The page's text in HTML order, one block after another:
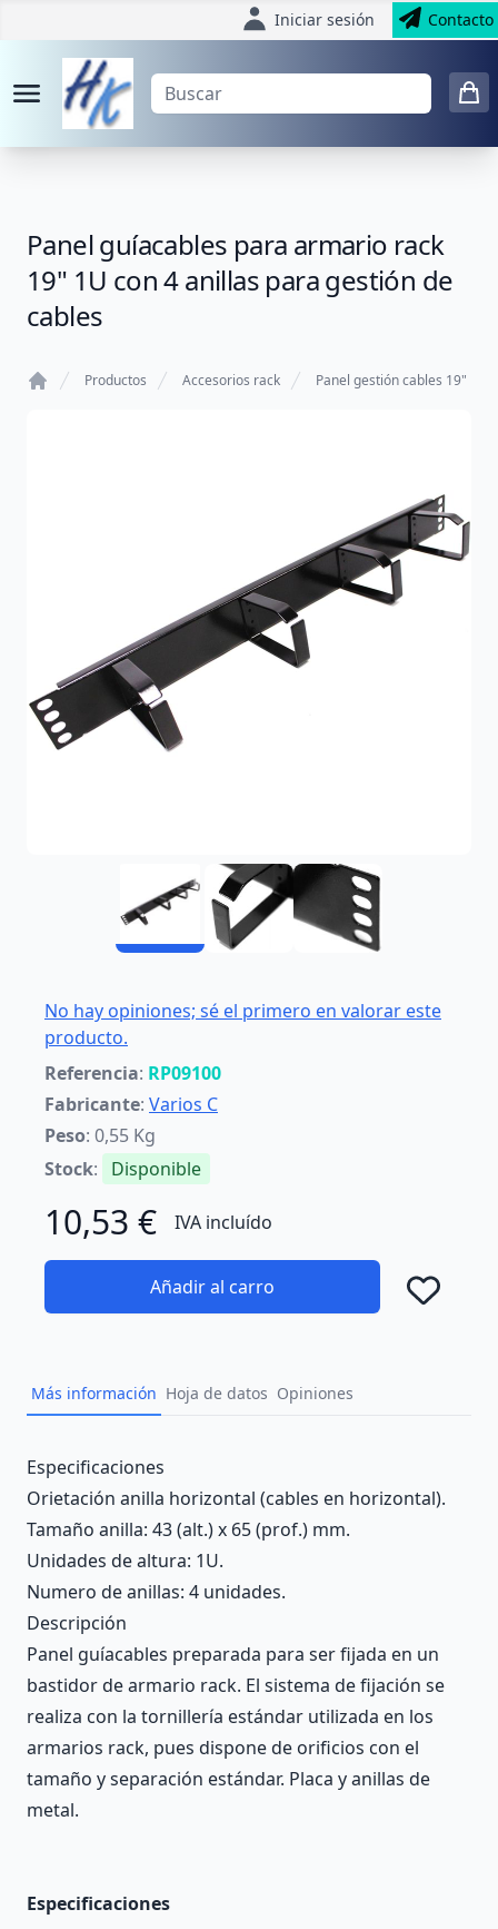
Iniciar sesión Contacto
Panel guíacables para armario rack
19" 1U con 4 anillas para gestión de
cables
Productos Accesorios rack Panel gestión cables 19"
No hay opiniones; sé el primero en valorar este
producto.
Referencia: RP09100
Fabricante: Varios C
Peso: 0,55 Kg
Stock: Disponible
10,53 € IVA incluído
Añadir al carro
Más información Hoja de datos Opiniones
Description
Especificaciones
Orietación anilla horizontal (cables en horizontal).
Tamaño anilla: 43 (alt.) x 65 (prof.) mm.
Unidades de altura: 1U.
Numero de anillas: 4 unidades.
Descripción
Panel guíacables preparada para ser fijada en un
bastidor de armario rack. El sistema de fijación se
realiza con la tornillería estándar utilizada en los
armarios rack, pues dispone de orificios con el
tamaño y separación estándar. Placa y anillas de
metal.
Especificaciones